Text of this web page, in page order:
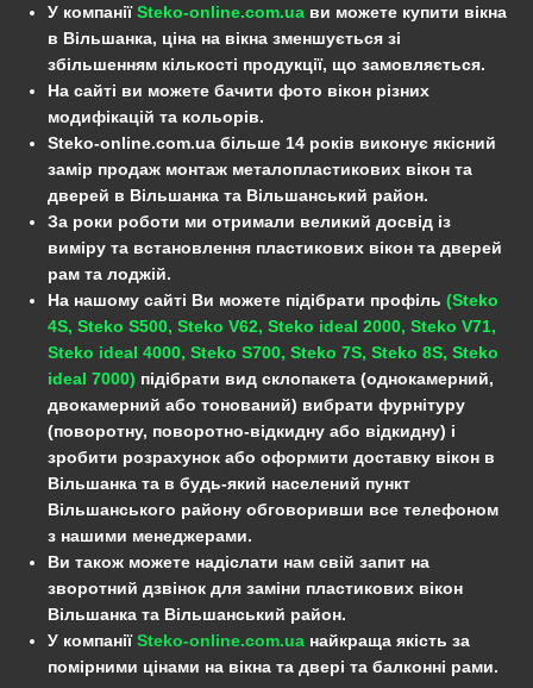
У компаніїSteko-online.com.ua ви можете купити вікна
в Вільшанка, ціна на вікна зменшується зі
збільшенням кількості продукції, що замовляється.
На сайті ви можете бачити фото вікон різних
модифікацій та кольорів.
Steko-online.com.ua більше 14 років виконує якісний
замір продаж монтаж металопластикових вікон та
дверей в Вільшанка та Вільшанський район.
За роки роботи ми отримали великий досвід із
виміру та встановлення пластикових вікон та дверей
рам та лоджій.
На нашому сайті Ви можете підібрати профіль (Steko
4S, Steko S500, Steko V62, Steko ideal 2000, Steko V71,
Steko ideal 4000, Steko S700, Steko 7S, Steko 8S, Steko
ideal 7000) підібрати вид склопакета (однокамерний,
двокамерний або тонований) вибрати фурнітуру
(поворотну, поворотно-відкидну або відкидну) і
зробити розрахунок або оформити доставку вікон в
Вільшанка та в будь-який населений пункт
Вільшанського району обговоривши все телефоном
з нашими менеджерами.
Ви також можете надіслати нам свій запит на
зворотний дзвінок для заміни пластикових вікон
Вільшанка та Вільшанський район.
У компаніїSteko-online.com.ua найкраща якість за
помірними цінами на вікна та двері та балконні рами.